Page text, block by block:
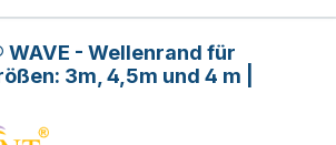
WAVE - Wellenrand für
3m, 4,5m und 4 m |